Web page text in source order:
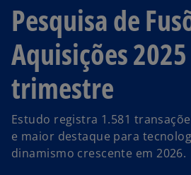
Pesquisa de
Aquisições 2025
trimestre
Estudo registra 1.581
e maior destaque para
dinamismo crescente em 2026.